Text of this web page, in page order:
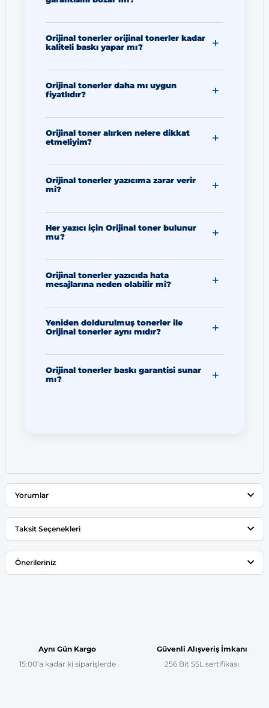
Orijinal tonerler orijinal tonerler kadar
kaliteli baskı yapar mı?
Orijinal tonerler daha mı uygun
fiyatlıdır?
Orijinal toner alırken nelere dikkat
etmeliyim?
Orijinal tonerler yazıcıma zarar verir
mi?
Her yazıcı için Orijinal toner bulunur
mu?
Orijinal tonerler yazıcıda hata
mesajlarına neden olabilir mi?
Yeniden doldurulmuş tonerler ile
Orijinal tonerler aynı mıdır?
Orijinal tonerler baskı garantisi sunar
mı?
Yorumlar
Bu ürüne ilk yorumu siz yapın!
Taksit Seçenekleri
Önerileriniz
Ürün resmi kalitesiz, bozuk veya görüntülenemiyor.
Aynı Gün Kargo
15:00’a kadar ki siparişlerde
Güvenli Alışveriş İmkanı
256 Bit SSL sertifikası